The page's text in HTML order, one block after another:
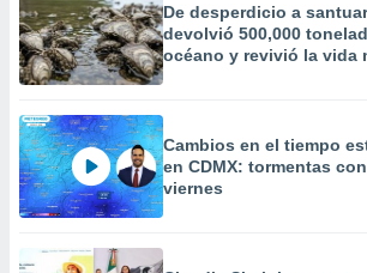
De desperdicio a
devolvió 500,000
océano y revivió la vida
Cambios en el tiempo
en CDMX: tormentas
viernes